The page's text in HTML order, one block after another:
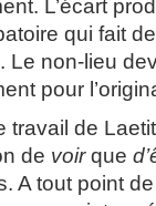
L’écart
qui fait
Le non-lieu
pour
travail de
de voirque
A tout point